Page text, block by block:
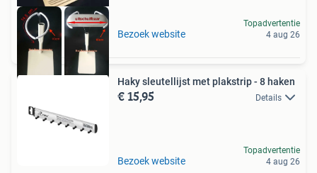
Bezoek website
Topadvertentie
4 aug 26
Haky sleutellijst met plakstrip - 8 haken
€ 15,95 Details
Bezoek website
Topadvertentie
4 aug 26